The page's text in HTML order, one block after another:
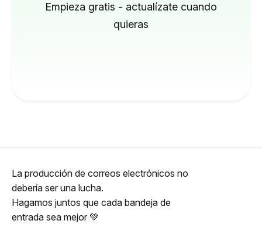
Empieza gratis - actualízate cuando
quieras
La producción de correos electrónicos no
debería ser una lucha.
Hagamos juntos que cada bandeja de
entrada sea mejor 💚